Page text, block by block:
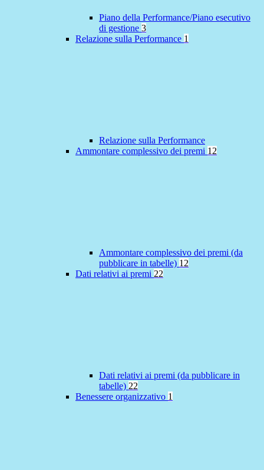
Piano della Performance/Piano esecutivo
di gestione 3
Relazione sulla Performance 1
Relazione sulla Performance
Ammontare complessivo dei premi 12
Ammontare complessivo dei premi (da
pubblicare in tabelle) 12
Dati relativi ai premi 22
Dati relativi ai premi (da pubblicare in
tabelle) 22
Benessere organizzativo 1